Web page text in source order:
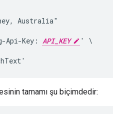
Australia"
Api-Key: API_KEY
tamamı şu biçimdedir: